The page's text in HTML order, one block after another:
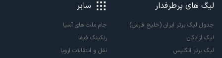
لیگ های پرطرفدار
جدول لیگ برتر ایران (خلیج فارس)
لیگ آزادگان
لیگ برتر انگلیس
سایر
جام ملت های آسیا
رنکینگ فیفا
نقل و انتقالات اروپا